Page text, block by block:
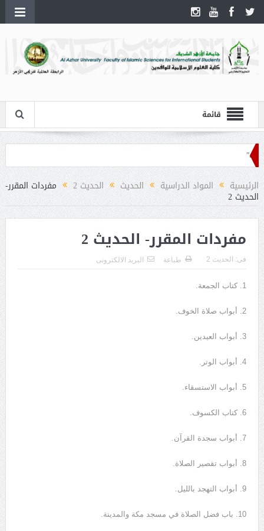
قائمة
الرئيسية المواد الدراسية الحديث الحديث 2 مفردات المقرر-
الحديث 2
مفردات المقرر- الحديث 2
فى: الحديث 2 طباعة البريد الالكترونى
1. كتاب الجمعة.
2. أبواب صلاة الخوف.
3. أبواب العيدين.
4. أبواب الوتر.
5. أبواب الاستسقاء.
6. كتاب الكسوف.
7. أبواب سجدة القرآن.
8. أبواب تقصير الصلاة.
9. أبواب التهجد بالليل.
10. باب فضل الصلاة في مسجد مكة والمدينة.